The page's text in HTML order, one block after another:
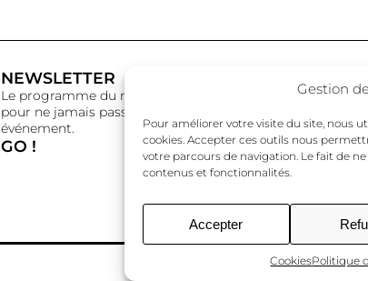
Gestion
Pour améliorer votre visite du site, nous
cookies. Accepter ces outils nous
votre parcours de navigation. Le fait de
contenus et fonctionnalités.
Accepter
CookiesPolitique
NEWSLETTER
Le programme du mois,
pour ne jamais passer à côté d’un
événement.
GO !